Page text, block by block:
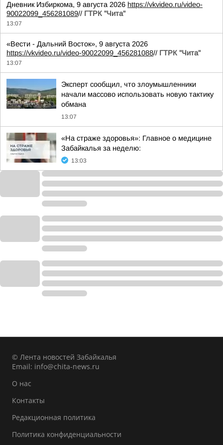
Дневник Избиркома, 9 августа 2026 https://vkvideo.ru/video-
90022099_456281089// ГТРК "Чита"
13:07
«Вести - Дальний Восток», 9 августа 2026
https://vkvideo.ru/video-90022099_456281088// ГТРК "Чита"
13:07
Эксперт сообщил, что злоумышленники
начали массово использовать новую тактику
обмана
13:07
«На страже здоровья»: Главное о медицине
Забайкалья за неделю:
13:03
© Лента новостей Забайкалья
Email: info@chita-news.ru
О нас
Контакты
Редакционная политика
Политика конфиденциальности